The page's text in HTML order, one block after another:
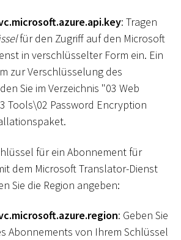
: Tragen
für den Zugriff auf den Microsoft
in verschlüsselter Form ein. Ein
zur Verschlüsselung des
Sie im Verzeichnis "03 Web
Tools\02 Password Encryption
für ein Abonnement für
dem Microsoft Translator-Dienst
Sie die Region angeben:
: Geben Sie
Abonnements von Ihrem Schlüssel